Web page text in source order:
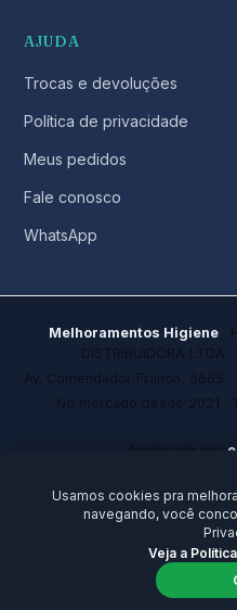
AJUDA
Trocas e devoluções
Política de privacidade
Meus pedidos
Fale conosco
WhatsApp
Melhoramentos Higiene ·
DISTRIBUIDORA LTDA
Av. Comendador Franco, 5665
No mercado desde 2021
Acelerado por
Ideal para founders e
Usamos cookies pra
navegando, você
Veja a